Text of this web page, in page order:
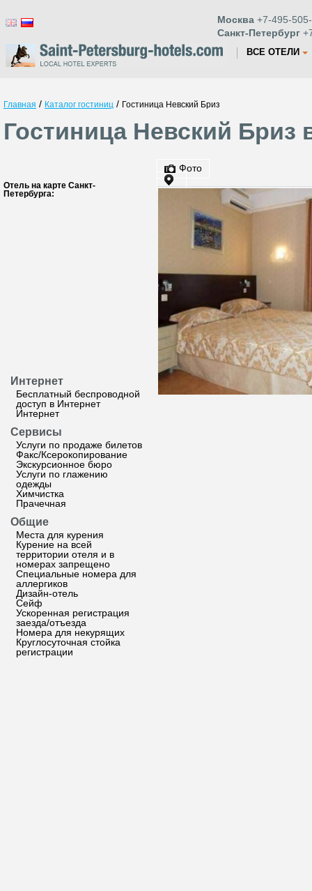
Москва +7-495-
Санкт-Петербург
ВСЕ ОТЕЛИ
Главная / Каталог гостиниц / Гостиница Невский Бриз
Гостиница Невский Бриз
Отель на карте Санкт-
Петербурга:
Интернет
Бесплатный беспроводной
доступ в Интернет
Интернет
Сервисы
Услуги по продаже билетов
Факс/Ксерокопирование
Экскурсионное бюро
Услуги по глажению
одежды
Химчистка
Прачечная
Общие
Места для курения
Курение на всей
территории отеля и в
номерах запрещено
Специальные номера для
аллергиков
Дизайн-отель
Сейф
Ускоренная регистрация
заезда/отъезда
Номера для некурящих
Круглосуточная стойка
регистрации
Фото